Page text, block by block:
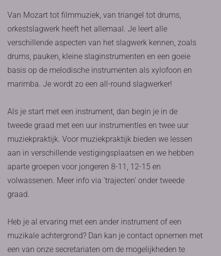
Van Mozart tot filmmuziek, van triangel tot drums,
orkestslagwerk heeft het allemaal. Je leert alle
verschillende aspecten van het slagwerk kennen, zoals
drums, pauken, kleine slaginstrumenten en een goeie
basis op de melodische instrumenten als xylofoon en
marimba. Je wordt zo een all-round slagwerker!
Als je start met een instrument, dan begin je in de
tweede graad met een uur instrumentles en twee uur
muziekpraktijk. Voor muziekpraktijk bieden we lessen
aan in verschillende vestigingsplaatsen en we hebben
aparte groepen voor jongeren 8-11, 12-15 en
volwassenen. Meer info via 'trajecten' onder tweede
graad.
Heb je al ervaring met een ander instrument of een
muzikale achtergrond? Dan kan je contact opnemen met
een van onze secretariaten om de mogelijkheden te